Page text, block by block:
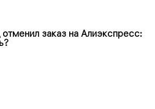
заказ на Алиэкспресс: